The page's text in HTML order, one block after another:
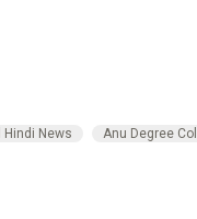
Hindi News Anu Degree